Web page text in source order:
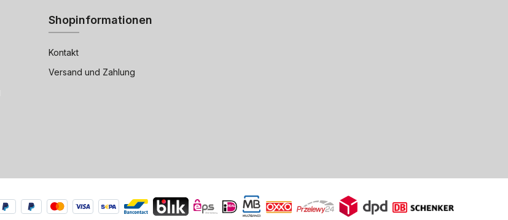
Shopinformationen
Kontakt
Versand und Zahlung